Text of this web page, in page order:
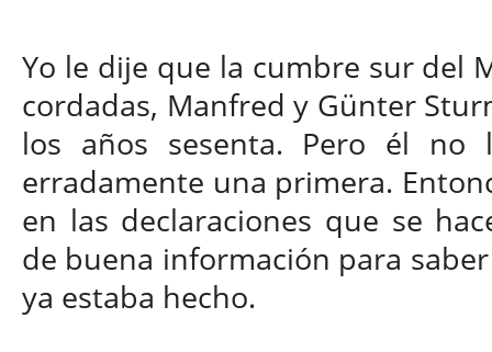
Yo le dije que la cumbre sur del
cordadas, Manfred y Günter
los años sesenta. Pero él no
erradamente una primera.
en las declaraciones que se
de buena información para
ya estaba hecho.